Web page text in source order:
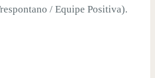
/ Equipe Positiva).